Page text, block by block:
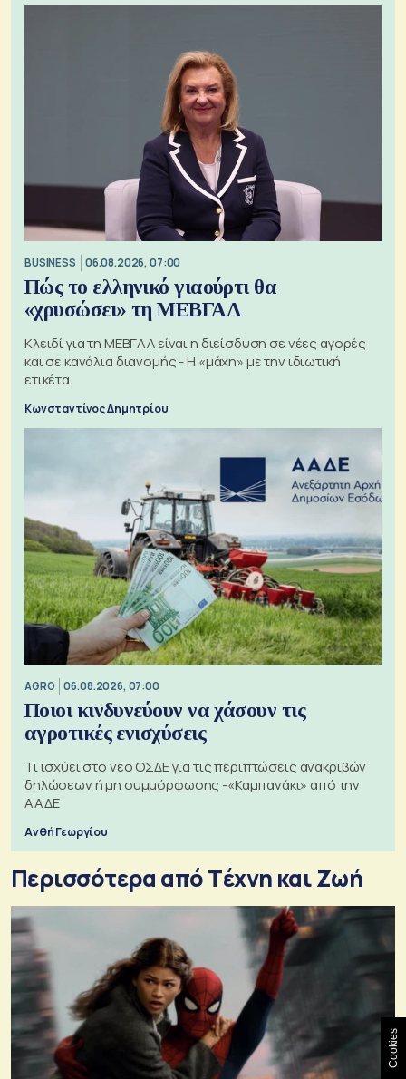
BUSINESS 06.08.2026, 07:00
Πώς το ελληνικό γιαούρτι θα
«χρυσώσει» τη ΜΕΒΓΑΛ
Κλειδί για τη ΜΕΒΓΑΛ είναι η διείσδυση σε νέες αγορές
και σε κανάλια διανομής - Η «μάχη» με την ιδιωτική
ετικέτα
Κωνσταντίνος Δημητρίου
AGRO 06.08.2026, 07:00
Ποιοι κινδυνεύουν να χάσουν τις
αγροτικές ενισχύσεις
Τι ισχύει στο νέο ΟΣΔΕ για τις περιπτώσεις ανακριβών
δηλώσεων ή μη συμμόρφωσης -«Καμπανάκι» από την
ΑΑΔΕ
Ανθή Γεωργίου
Περισσότερα από Tέχνη και Ζωή
Cookies